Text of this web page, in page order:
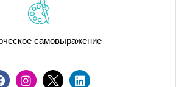
самовыражение